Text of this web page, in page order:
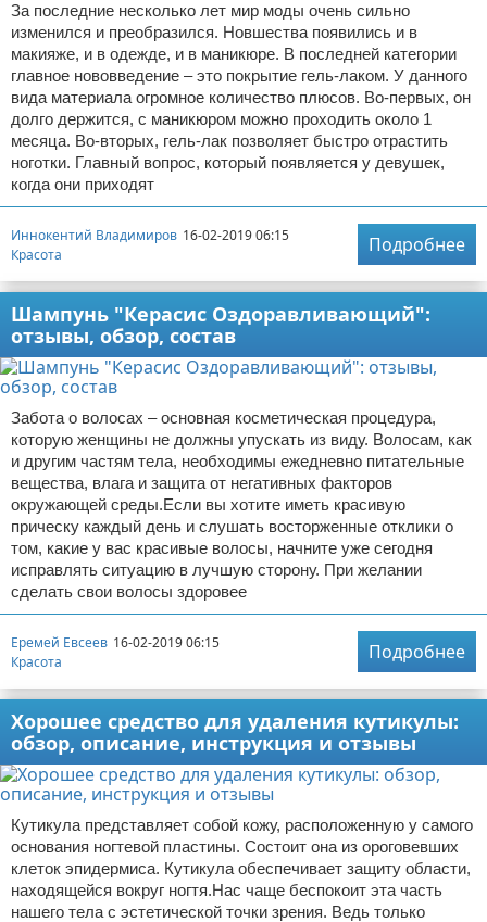
За последние несколько лет мир моды очень сильно
изменился и преобразился. Новшества появились и в
макияже, и в одежде, и в маникюре. В последней категории
главное нововведение – это покрытие гель-лаком. У данного
вида материала огромное количество плюсов. Во-первых, он
долго держится, с маникюром можно проходить около 1
месяца. Во-вторых, гель-лак позволяет быстро отрастить
ноготки. Главный вопрос, который появляется у девушек,
когда они приходят
Иннокентий Владимиров 16-02-2019 06:15
Красота
Подробнее
Шампунь "Керасис Оздоравливающий":
отзывы, обзор, состав
Забота о волосах – основная косметическая процедура,
которую женщины не должны упускать из виду. Волосам, как
и другим частям тела, необходимы ежедневно питательные
вещества, влага и защита от негативных факторов
окружающей среды.Если вы хотите иметь красивую
прическу каждый день и слушать восторженные отклики о
том, какие у вас красивые волосы, начните уже сегодня
исправлять ситуацию в лучшую сторону. При желании
сделать свои волосы здоровее
Еремей Евсеев 16-02-2019 06:15
Красота
Подробнее
Хорошее средство для удаления кутикулы:
обзор, описание, инструкция и отзывы
Кутикула представляет собой кожу, расположенную у самого
основания ногтевой пластины. Состоит она из ороговевших
клеток эпидермиса. Кутикула обеспечивает защиту области,
находящейся вокруг ногтя.Нас чаще беспокоит эта часть
нашего тела с эстетической точки зрения. Ведь только